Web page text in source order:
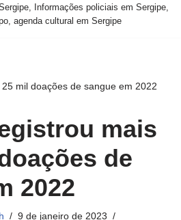
Informações policiais em Sergipe,
agenda cultural em Sergipe
mil doações de sangue em 2022
mais
de
2022
9 de janeiro de 2023